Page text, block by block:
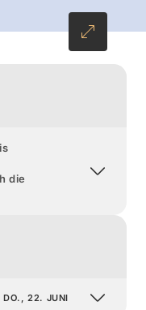
die
DO., 22. JUNI